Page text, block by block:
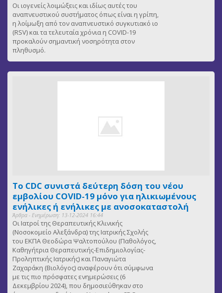
Οι ιογενείς λοιμώξεις και ιδίως αυτές του
αναπνευστικού συστήματος όπως είναι η γρίπη,
η λοίμωξη από τον αναπνευστικό συγκυτιακό ιο
(RSV) και τα τελευταία χρόνια η COVID-19
προκαλούν σημαντική νοσηρότητα στον
πληθυσμό.
Το CDC συνιστά δεύτερη δόση του νέου
εμβολίου COVID-19 μόνο για ηλικιωμένους
ενήλικες ή ενήλικες με ανοσοκαταστολή
Άρθρα - Ενημέρωση: 13-12-2024 16:44
Οι Ιατροί της Θεραπευτικής Κλινικής
(Νοσοκομείο Αλεξάνδρα) της Ιατρικής Σχολής
του ΕΚΠΑ Θεοδώρα Ψαλτοπούλου (Παθολόγος,
Καθηγήτρια Θεραπευτικής-Επιδημιολογίας-
Προληπτικής Ιατρικής) και Παναγιώτα
Ζαχαράκη (Βιολόγος) αναφέρουν ότι σύμφωνα
με τις πιο πρόσφατες ενημερώσεις (6
Δεκεμβρίου 2024), που δημοσιεύθηκαν στο